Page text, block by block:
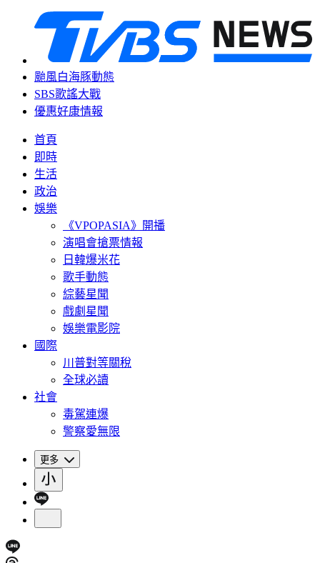
颱風白海豚動態
SBS歌謠大戰
優惠好康情報
首頁
即時
生活
政治
娛樂
《VPOPASIA》開播
演唱會搶票情報
日韓爆米花
歌手動態
綜藝星聞
戲劇星聞
娛樂電影院
國際
川普對等關稅
全球必讀
社會
毒駕連爆
警察愛無限
更多